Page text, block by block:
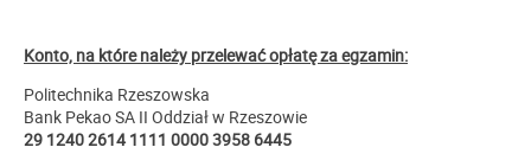
Konto, na które należy przelewać opłatę za egzamin:
Politechnika Rzeszowska
Bank Pekao SA II Oddział w Rzeszowie
29 1240 2614 1111 0000 3958 6445